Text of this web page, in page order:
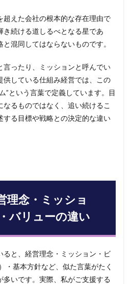
超えた会社の根本的な存在理由で
続ける道しるべとなる星であ
混同してはならないものです。
言ったり、ミッションと呼んでい
供している仕組み経営では、この
”という言葉で定義しています。目
るものではなく、追い続けるこ
する目標や戦略との決定的な違い
理念・ミッショ
バリューの違い
ると、経営理念・ミッション・ビ
・基本方針など、似た言葉がたく
多いです。実際、私がご支援する